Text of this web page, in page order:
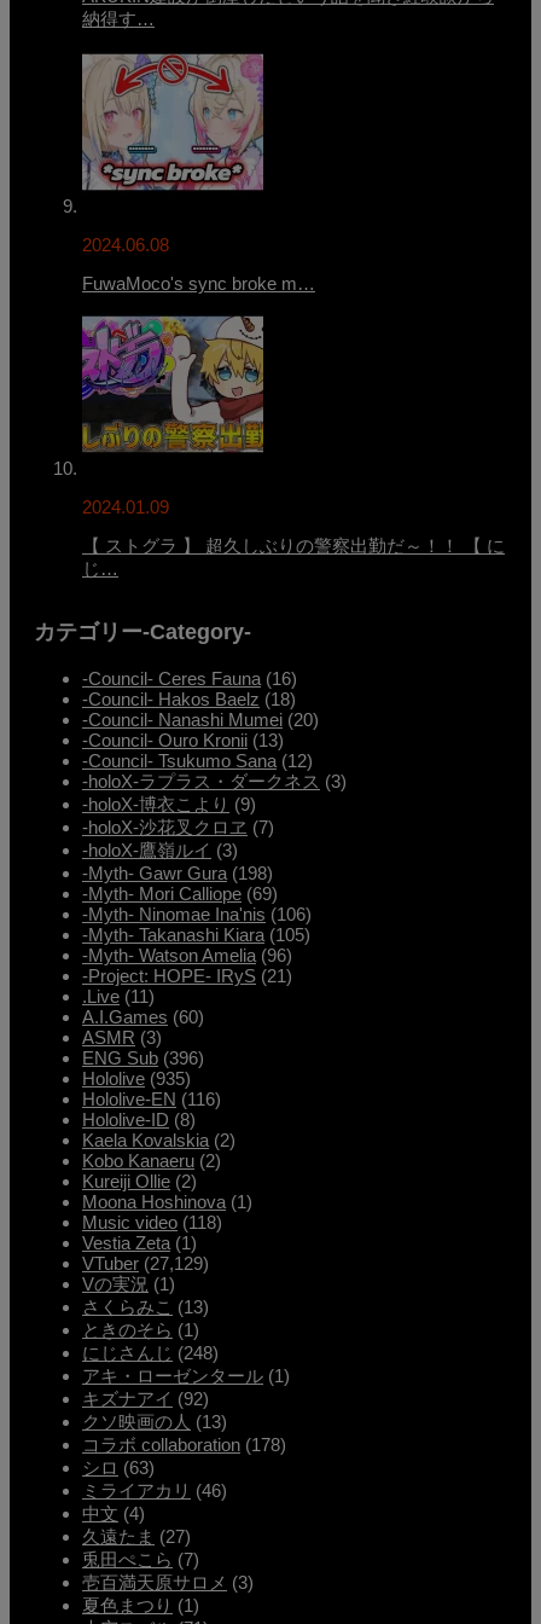
納得す…
2024.06.08
FuwaMoco's sync broke m…
2024.01.09
【 ストグラ 】 超久しぶりの警察出勤だ～！！ 【 に
じ…
カテゴリー-Category-
-Council- Ceres Fauna (16)
-Council- Hakos Baelz (18)
-Council- Nanashi Mumei (20)
-Council- Ouro Kronii (13)
-Council- Tsukumo Sana (12)
-holoX-ラプラス・ダークネス (3)
-holoX-博衣こより (9)
-holoX-沙花叉クロヱ (7)
-holoX-鷹嶺ルイ (3)
-Myth- Gawr Gura (198)
-Myth- Mori Calliope (69)
-Myth- Ninomae Ina'nis (106)
-Myth- Takanashi Kiara (105)
-Myth- Watson Amelia (96)
-Project: HOPE- IRyS (21)
.Live (11)
A.I.Games (60)
ASMR (3)
ENG Sub (396)
Hololive (935)
Hololive-EN (116)
Hololive-ID (8)
Kaela Kovalskia (2)
Kobo Kanaeru (2)
Kureiji Ollie (2)
Moona Hoshinova (1)
Music video (118)
Vestia Zeta (1)
VTuber (27,129)
Vの実況 (1)
さくらみこ (13)
ときのそら (1)
にじさんじ (248)
アキ・ローゼンタール (1)
キズナアイ (92)
クソ映画の人 (13)
コラボ collaboration (178)
シロ (63)
ミライアカリ (46)
中文 (4)
久遠たま (27)
兎田ぺこら (7)
壱百満天原サロメ (3)
夏色まつり (1)